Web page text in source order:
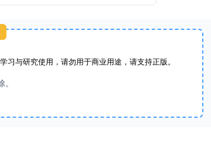
与研究使用，请勿用于商业用途，请支持正版。
。